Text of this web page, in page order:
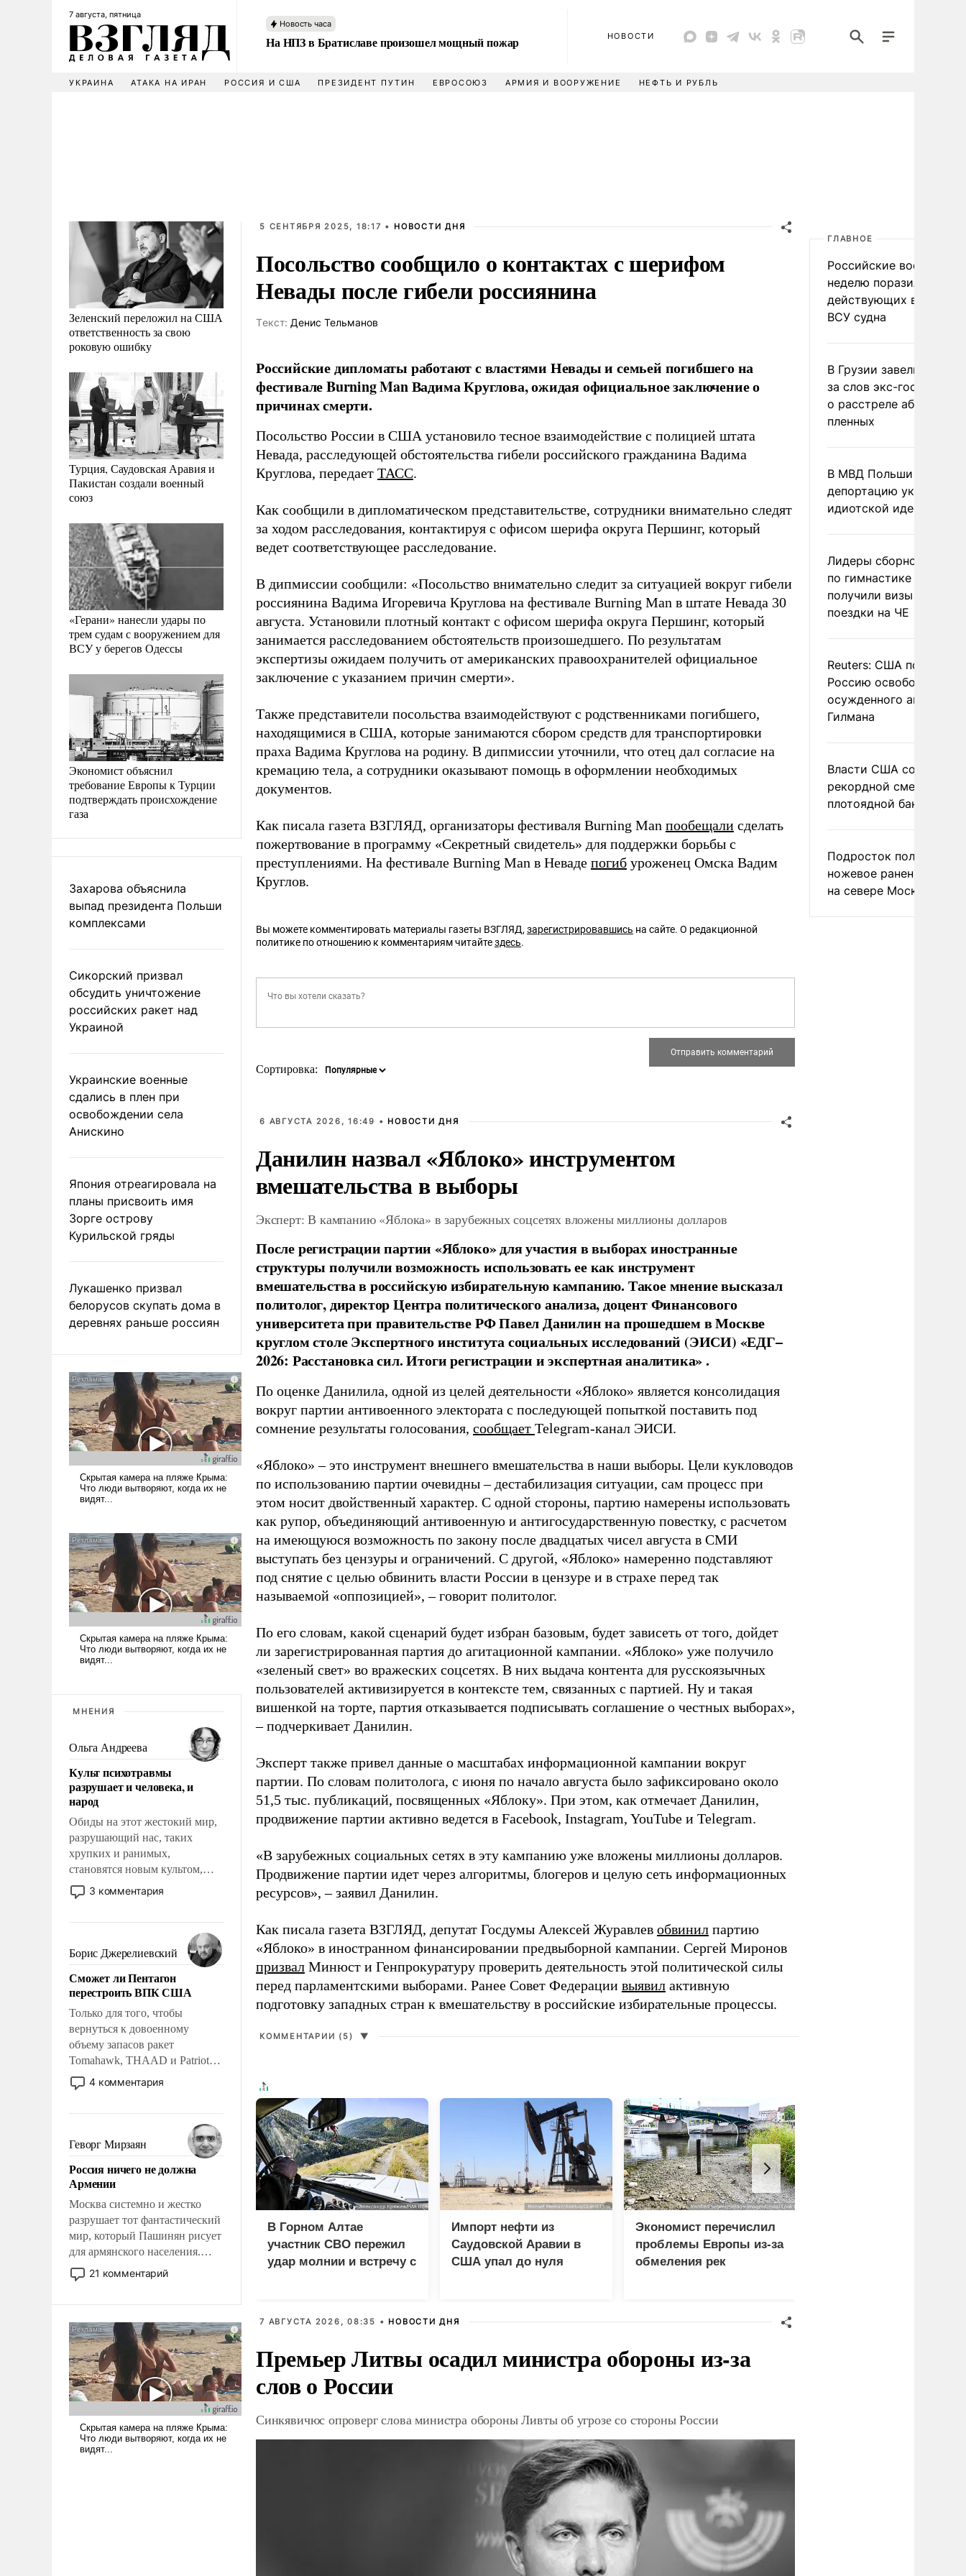
7 августа, пятница
Новость часа
На НПЗ в Братиславе произошел мощный пожар НОВОСТИ
УКРАИНА АТАКА НА ИРАН РОССИЯ И США ПРЕЗИДЕНТ ПУТИН ЕВРОСОЮЗ АРМИЯ И ВООРУЖЕНИЕ НЕФТЬ И РУБЛЬ
Зеленский переложил на США
ответственность за свою
роковую ошибку
Турция, Саудовская Аравия и
Пакистан создали военный
союз
«Герани» нанесли удары по
трем судам с вооружением для
ВСУ у берегов Одессы
Экономист объяснил
требование Европы к Турции
подтверждать происхождение
газа
Захарова объяснила
выпад президента Польши
комплексами
Сикорский призвал
обсудить уничтожение
российских ракет над
Украиной
Украинские военные
сдались в плен при
освобождении села
Анискино
Япония отреагировала на
планы присвоить имя
Зорге острову
Курильской гряды
Лукашенко призвал
белорусов скупать дома в
деревнях раньше россиян
МНЕНИЯ
Ольга Андреева
Культ психотравмы
разрушает и человека, и
народ
Обиды на этот жестокий мир,
разрушающий нас, таких
хрупких и ранимых,
становятся новым культом,
постепенно вытесняя и
отменяя традиционное
мужественным и твердым под
ударами судьбы, брать на себя
ответственность, помогать
слабым, идти вперед и
адаптироваться.
3 комментария
Борис Джерелиевский
Сможет ли Пентагон
перестроить ВПК США
Только для того, чтобы
вернуться к довоенному
объему запасов ракет
Tomahawk, THAAD и Patriot
США потребуется более трех
лет. Даже небольшая война с
Сложившаяся ситуация
означает многолетний период
уязвимости США, например,
перед Китаем.
4 комментария
Геворг Мирзаян
Россия ничего не должна
Армении
Москва системно и жестко
разрушает тот фантастический
мир, который Пашинян рисует
для армянского населения.
Мир, где политические
прожекты будут безусловно
налогоплательщиков и где
Еревану за свои поступки не
нужно отвечать.
21 комментарий
5 СЕНТЯБРЯ 2025, 18:17 • НОВОСТИ ДНЯ
Посольство сообщило о контактах с шерифом
Невады после гибели россиянина
Tекст: Денис Тельманов
Российские дипломаты работают с властями Невады и семьей погибшего на
фестивале Burning Man Вадима Круглова, ожидая официальное заключение о
причинах смерти.
Посольство России в США установило тесное взаимодействие с полицией штата
Невада, расследующей обстоятельства гибели российского гражданина Вадима
Круглова, передает ТАСС.
Как сообщили в дипломатическом представительстве, сотрудники внимательно следят
за ходом расследования, контактируя с офисом шерифа округа Першинг, который
ведет соответствующее расследование.
В дипмиссии сообщили: «Посольство внимательно следит за ситуацией вокруг гибели
россиянина Вадима Игоревича Круглова на фестивале Burning Man в штате Невада 30
августа. Установили плотный контакт с офисом шерифа округа Першинг, который
занимается расследованием обстоятельств произошедшего. По результатам
экспертизы ожидаем получить от американских правоохранителей официальное
заключение с указанием причин смерти».
Также представители посольства взаимодействуют с родственниками погибшего,
находящимися в США, которые занимаются сбором средств для транспортировки
праха Вадима Круглова на родину. В дипмиссии уточнили, что отец дал согласие на
кремацию тела, а сотрудники оказывают помощь в оформлении необходимых
документов.
Как писала газета ВЗГЛЯД, организаторы фестиваля Burning Man пообещали сделать
пожертвование в программу «Секретный свидетель» для поддержки борьбы с
преступлениями. На фестивале Burning Man в Неваде погиб уроженец Омска Вадим
Круглов.
Вы можете комментировать материалы газеты ВЗГЛЯД, зарегистрировавшись на сайте. О редакционной
политике по отношению к комментариям читайтездесь.
Сортировка:
6 АВГУСТА 2026, 16:49 • НОВОСТИ ДНЯ
Данилин назвал «Яблоко» инструментом
вмешательства в выборы
Эксперт: В кампанию «Яблока» в зарубежных соцсетях вложены миллионы долларов
После регистрации партии «Яблоко» для участия в выборах иностранные
структуры получили возможность использовать ее как инструмент
вмешательства в российскую избирательную кампанию. Такое мнение высказал
политолог, директор Центра политического анализа, доцент Финансового
университета при правительстве РФ Павел Данилин на прошедшем в Москве
круглом столе Экспертного института социальных исследований (ЭИСИ) «ЕДГ–
2026: Расстановка сил. Итоги регистрации и экспертная аналитика» .
По оценке Данилила, одной из целей деятельности «Яблоко» является консолидация
вокруг партии антивоенного электората с последующей попыткой поставить под
сомнение результаты голосования, сообщает Telegram-канал ЭИСИ.
«Яблоко» – это инструмент внешнего вмешательства в наши выборы. Цели кукловодов
по использованию партии очевидны – дестабилизация ситуации, сам процесс при
этом носит двойственный характер. С одной стороны, партию намерены использовать
как рупор, объединяющий антивоенную и антигосударственную повестку, с расчетом
на имеющуюся возможность по закону после двадцатых чисел августа в СМИ
выступать без цензуры и ограничений. С другой, «Яблоко» намеренно подставляют
под снятие с целью обвинить власти России в цензуре и в страхе перед так
называемой «оппозицией», – говорит политолог.
По его словам, какой сценарий будет избран базовым, будет зависеть от того, дойдет
ли зарегистрированная партия до агитационной кампании. «Яблоко» уже получило
«зеленый свет» во вражеских соцсетях. В них выдача контента для русскоязычных
пользователей активизируется в контексте тем, связанных с партией. Ну и такая
вишенкой на торте, партия отказывается подписывать соглашение о честных выборах»,
– подчеркивает Данилин.
Эксперт также привел данные о масштабах информационной кампании вокруг
партии. По словам политолога, с июня по начало августа было зафиксировано около
51,5 тыс. публикаций, посвященных «Яблоку». При этом, как отмечает Данилин,
продвижение партии активно ведется в Facebook, Instagram, YouTube и Telegram.
«В зарубежных социальных сетях в эту кампанию уже вложены миллионы долларов.
Продвижение партии идет через алгоритмы, блогеров и целую сеть информационных
ресурсов», – заявил Данилин.
Как писала газета ВЗГЛЯД, депутат Госдумы Алексей Журавлев обвинил партию
«Яблоко» в иностранном финансировании предвыборной кампании. Сергей Миронов
призвал Минюст и Генпрокуратуру проверить деятельность этой политической силы
перед парламентскими выборами. Ранее Совет Федерации выявил активную
подготовку западных стран к вмешательству в российские избирательные процессы.
КОММЕНТАРИИ (5) ▼
В Горном Алтае
участник СВО пережил
удар молнии и встречу с
Импорт нефти из
Саудовской Аравии в
США упал до нуля
Экономист перечислил
проблемы Европы из-за
обмеления рек
7 АВГУСТА 2026, 08:35 • НОВОСТИ ДНЯ
Премьер Литвы осадил министра обороны из-за
слов о России
Синкявичюс опроверг слова министра обороны Ливты об угрозе со стороны России
ГЛАВНОЕ
Российские военные за
неделю поразили 34
действующих в
ВСУ судна
В Грузии завели дело
за слов экс-
о расстреле абхазских
пленных
В МВД Польши назвали
депортацию украинцев
идиотской идеей
Лидеры сборной
по гимнастике не
получили визы для
поездки на ЧЕ
Reuters: США
Россию освободить
осужденного
Гилмана
Власти США сообщили
рекордной смертности
плотоядной бактерии
Подросток получил
ножевое ранение в
на севере Москвы